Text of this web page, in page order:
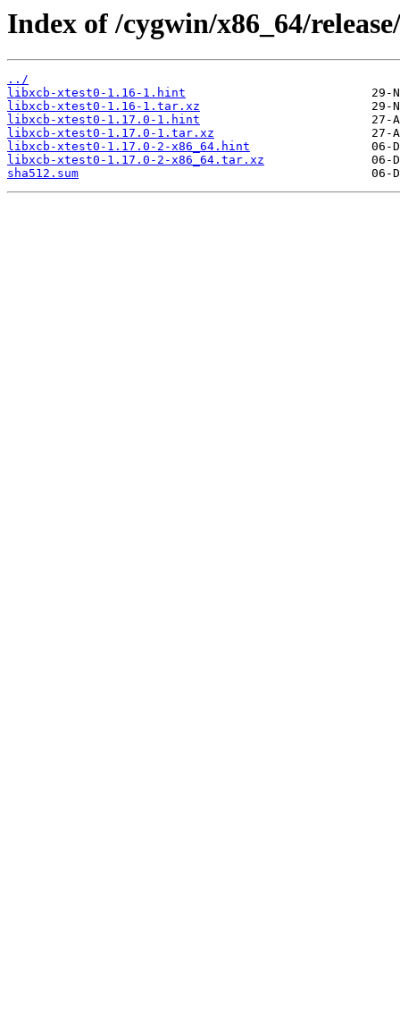
Index of /cygwin/x86_64/
../
libxcb-xtest0-1.16-1.hint
libxcb-xtest0-1.16-1.tar.xz
libxcb-xtest0-1.17.0-1.hint
libxcb-xtest0-1.17.0-1.tar.xz
libxcb-xtest0-1.17.0-2-x86_64.hint
libxcb-xtest0-1.17.0-2-x86_64.tar.xz
sha512.sum